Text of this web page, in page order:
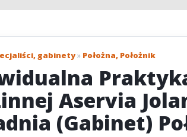
gabinety» Położna, Położnik
Aservia
(Gabinet)